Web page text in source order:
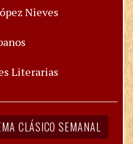
Nieves
Literarias
CLÁSICO SEMANAL